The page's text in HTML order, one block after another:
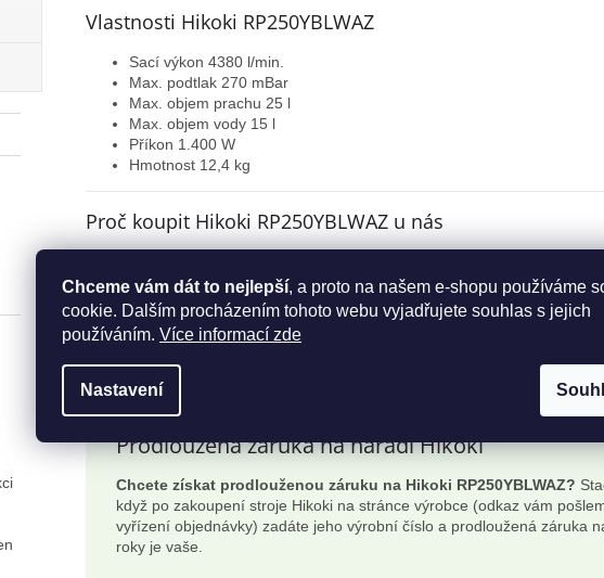
Chceme vám dát to nejlepší, a proto na našem e-shopu používáme
cookie. Dalším procházením tohoto webu vyjadřujete souhlas s jejich
používáním. Více informací zde
Nastavení
Vlastnosti Hikoki RP250YBLWAZ
Sací výkon 4380 l/min.
Max. podtlak 270 mBar
Max. objem prachu 25 l
Max. objem vody 15 l
Příkon 1.400 W
Hmotnost 12,4 kg
Proč koupit Hikoki RP250YBLWAZ u nás
Při objednávce nad 8000 Kč máte od násdopravu zdarma.
Jsme autorizovaný prodejce Hikoki.
Zajistíme vám i pozáruční servis strojů Hikoki.
Máme více jak 18954 spokojených zákazníků.
Většinu
, budete tak mít objednané
dnů.
Prodloužená záruka na nářadí Hikoki
Chcete získat prodlouženou záruku na Hikoki RP250YBLWAZ?
když po zakoupení stroje Hikoki na stránce výrobce (odkaz vám
vyřízení objednávky) zadáte jeho výrobní číslo a prodloužená záruka
roky je vaše.